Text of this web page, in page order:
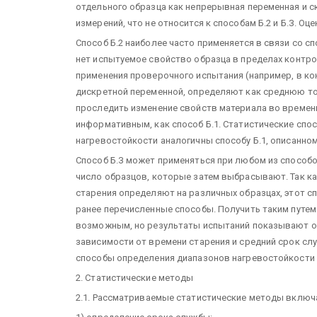
отдельного образца как непрерывная переменная и
измерений, что не относится к способам Б.2 и Б.З.
Способ Б.2 наиболее часто применяется в связи со
нет испытуемое свойство образца в пределах
применения проверочного испытания (например, в
дискретной переменной, определяют как среднюю
проследить изменение свойств материала во
информативным, как способ Б.1. Статистические
нагревостойкости аналогичны способу Б.1,
Способ Б.З может применяться при любом из
число образцов, которые затем выбрасывают. Так
старения определяют на различных образцах, этот
ранее перечисленные способы. Получить таким
возможным, но результаты испытаний показывают
зависимости от времени старения и средний срок
способы определения диапазонов
2. Статистические методы
2.1. Рассматриваемые статистические методы